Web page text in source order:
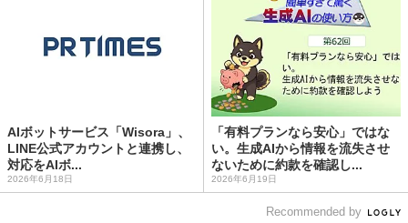
AIボットサービス「Wisora」、
LINE公式アカウントと連携し、
対応をAIボ...
2026年6月18日
「有料プランなら安心」ではな
い。生成AIから情報を流失させ
ないために約款を確認し...
2026年6月19日
Recommended by